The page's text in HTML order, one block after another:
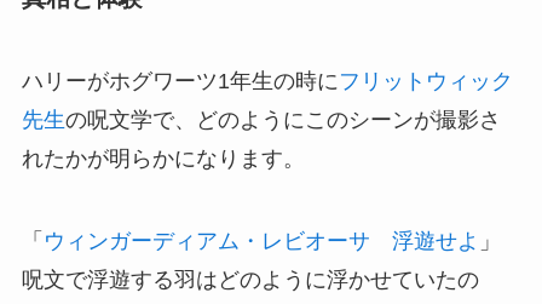
ハリーがホグワーツ1年生の時に フリットウィック
先生の呪文学で、どのようにこのシーンが撮影さ
れたかが明らかになります。
「 ウィンガーディアム・レビオーサ 浮遊せよ 」
呪文で浮遊する羽はどのように浮かせていたの